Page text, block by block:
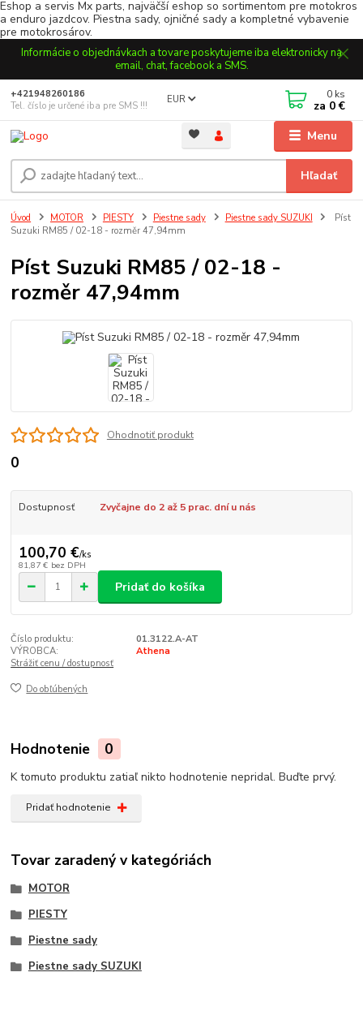
Eshop a servis Mx parts, najväčší eshop so sortimentom pre motokros
a enduro jazdcov. Piestna sady, ojničné sady a kompletné vybavenie
pre motokrosárov.
Informácie o objednávkach a tovare poskytujeme iba elektronicky na
email, chat, facebook a SMS.
Menu
EUR
Hľadať
+421948260186
Tel. číslo je určené iba pre SMS !!!
0 ks
za 0 €
Úvod MOTOR PIESTY Piestne sady Piestne sady SUZUKI
Píst
Suzuki RM85 / 02-18 - rozměr 47,94mm
Píst Suzuki RM85 / 02-18 -
rozměr 47,94mm
Ohodnotiť produkt
0
Dostupnosť Zvyčajne do 2 až 5 prac. dní u nás
100,70 €/ks
81,87 € bez DPH
Pridať do košíka
Číslo produktu:
01.3122.A-AT
VÝROBCA:
Athena
Strážiť cenu / dostupnosť
Do obľúbených
Hodnotenie 0
K tomuto produktu zatiaľ nikto hodnotenie nepridal. Buďte prvý.
Pridať hodnotenie
Tovar zaradený v kategóriách
MOTOR
PIESTY
Piestne sady
Piestne sady SUZUKI